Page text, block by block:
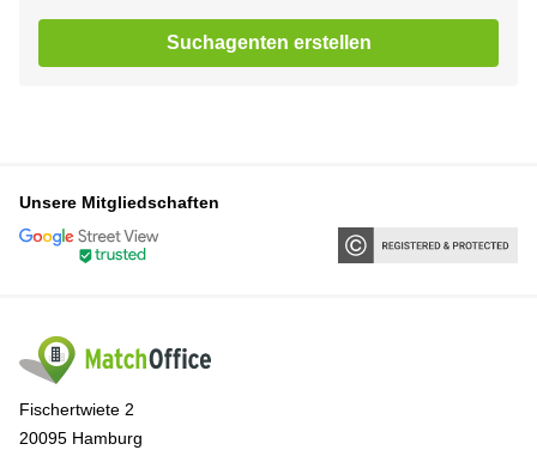
Suchagenten erstellen
Unsere Mitgliedschaften
Fischertwiete 2
20095 Hamburg